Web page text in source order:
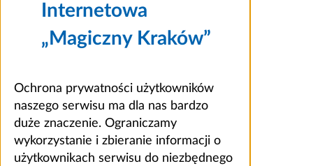
Internetowa
„Magiczny Kraków”
Ochrona prywatności użytkowników
naszego serwisu ma dla nas bardzo
duże znaczenie. Ograniczamy
wykorzystanie i zbieranie informacji o
użytkownikach serwisu do niezbędnego